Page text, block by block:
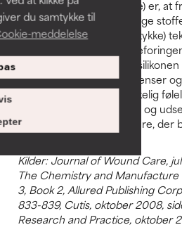
du samtykke til
meddelelse
akne (eller sorte hudorme) er, at
er de fleste silikoner flygtige
oprindeligt tyktflydende (tykke)
og ikke trænger ind i
dannes. I stedet hjælper
påføring af andre ingredienser
silkeagtig, næsten umærkelig
forbedrer hudens tekstur og
det som en åndbar barriere, der
næsten ikke mærkes.
Kilder: Journal of Wound Care,
The Chemistry and
3, Book 2, Allured Publishing
833-839, Cutis, oktober 2008,
Research and Practice, oktober